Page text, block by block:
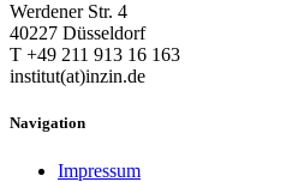
Werdener Str. 4
40227 Düsseldorf
T +49 211 913 16 163
institut(at)inzin.de
Navigation
Impressum